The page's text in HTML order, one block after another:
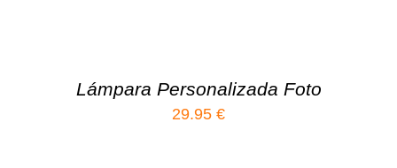
Lámpara Personalizada Foto
29.95 €